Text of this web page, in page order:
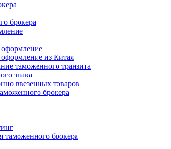
брокера
из Китая
таможенного транзита
знака
ввезенных товаров
брокера
таможенного брокера